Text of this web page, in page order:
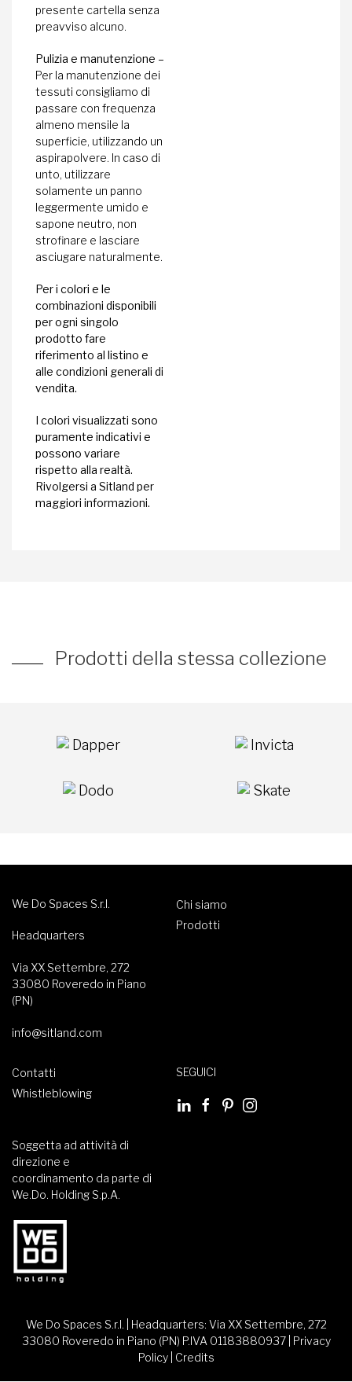
presente cartella senza
preavviso alcuno.
Pulizia e manutenzione –
Per la manutenzione dei
tessuti consigliamo di
passare con frequenza
almeno mensile la
superficie, utilizzando un
aspirapolvere. In caso di
unto, utilizzare
solamente un panno
leggermente umido e
sapone neutro, non
strofinare e lasciare
asciugare naturalmente.
Per i colori e le
combinazioni disponibili
per ogni singolo
prodotto fare
riferimento al listino e
alle condizioni generali di
vendita.
I colori visualizzati sono
puramente indicativi e
possono variare
rispetto alla realtà.
Rivolgersi a Sitland per
maggiori informazioni.
Prodotti della stessa collezione
Dapper Invicta
Dodo Skate
We Do Spaces S.r.l.
Headquarters
Via XX Settembre, 272
33080 Roveredo in Piano
(PN)
info@sitland.com
Chi siamo
Prodotti
Contatti
Whistleblowing
SEGUICI
Soggetta ad attività di
direzione e
coordinamento da parte di
We.Do. Holding S.p.A.
We Do Spaces S.r.l. | Headquarters: Via XX Settembre, 272
33080 Roveredo in Piano (PN) P.IVA 01183880937 | Privacy
Policy| Credits